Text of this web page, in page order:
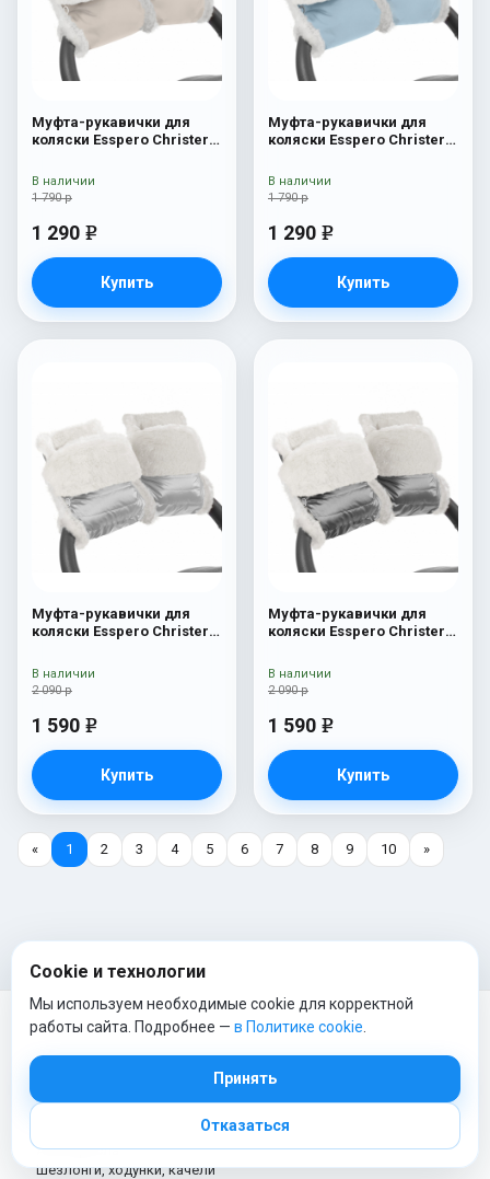
Муфта-рукавички для
коляски Esspero Christer
Beige
1 790 р
1 290 e
Купить
В наличии
Муфта-рукавички для
коляски Esspero Christer
Blue Mountain
1 790 р
1 290 e
Купить
В наличии
Муфта-рукавички для
коляски Esspero Christer
Silver
2 090 р
1 590 e
Купить
В наличии
Муфта-рукавички для
коляски Esspero Christer
Graphite
2 090 р
1 590 e
Купить
В наличии
« 1 2 3 4 5 6 7 8 9 10 »
Автокресла
Шезлонги, ходунки, качели
Cookie и технологии
Мы используем необходимые cookie для корректной
работы сайта. Подробнее — в Политике cookie
Принять
Отказаться